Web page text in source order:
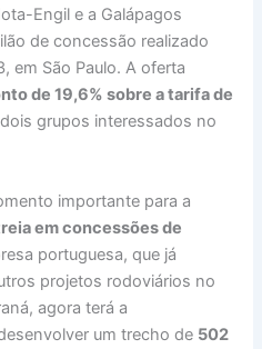
Engil e a Galápagos
de concessão realizado
em São Paulo. A oferta
de 19,6% sobre a tarifa de
grupos interessados no
importante para a
em concessões de
portuguesa, que já
projetos rodoviários no
agora terá a
um trecho de 502